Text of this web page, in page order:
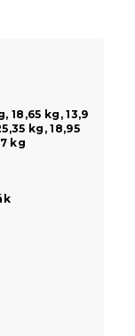
18,65 kg, 13,9
kg, 18,95
kg